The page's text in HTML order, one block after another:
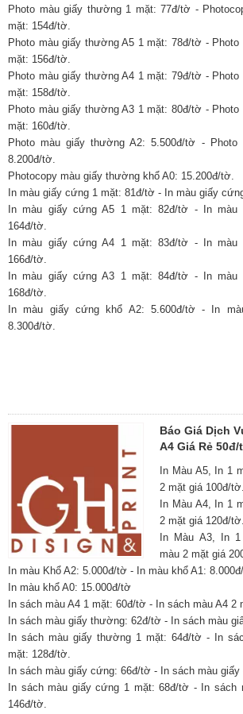
Photo màu giấy thường 1 mặt: 77đ/tờ -
mặt: 154đ/tờ.
Photo màu giấy thường A5 1 mặt: 78đ/tờ -
mặt: 156đ/tờ.
Photo màu giấy thường A4 1 mặt: 79đ/tờ -
mặt: 158đ/tờ.
Photo màu giấy thường A3 1 mặt: 80đ/tờ -
mặt: 160đ/tờ.
Photo màu giấy thường A2: 5.500đ/tờ -
8.200đ/tờ.
Photocopy màu giấy thường khổ A0: 15.200đ/tờ.
In màu giấy cứng 1 mặt: 81đ/tờ - In màu giấy
In màu giấy cứng A5 1 mặt: 82đ/tờ - In
164đ/tờ.
In màu giấy cứng A4 1 mặt: 83đ/tờ - In
166đ/tờ.
In màu giấy cứng A3 1 mặt: 84đ/tờ - In
168đ/tờ.
In màu giấy cứng khổ A2: 5.600đ/tờ - In
8.300đ/tờ.
Báo Giá Dịch
A4 Giá Rẻ
In Màu A5, In 1
2 mặt giá 100đ/tờ.
In Màu A4, In 1
2 mặt giá 120đ/tờ.
In Màu A3, In
màu 2 mặt giá
In màu Khổ A2: 5.000đ/tờ - In màu khổ A1:
In màu khổ A0: 15.000đ/tờ
In sách màu A4 1 mặt: 60đ/tờ - In sách màu A4 2
In sách màu giấy thường: 62đ/tờ - In sách màu
In sách màu giấy thường 1 mặt: 64đ/tờ - In
mặt: 128đ/tờ.
In sách màu giấy cứng: 66đ/tờ - In sách màu
In sách màu giấy cứng 1 mặt: 68đ/tờ - In sách
146đ/tờ.